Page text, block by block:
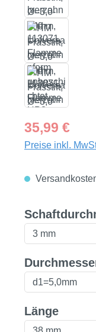
Regulärer Preis:
35,99 €
Preise inkl.
Länge